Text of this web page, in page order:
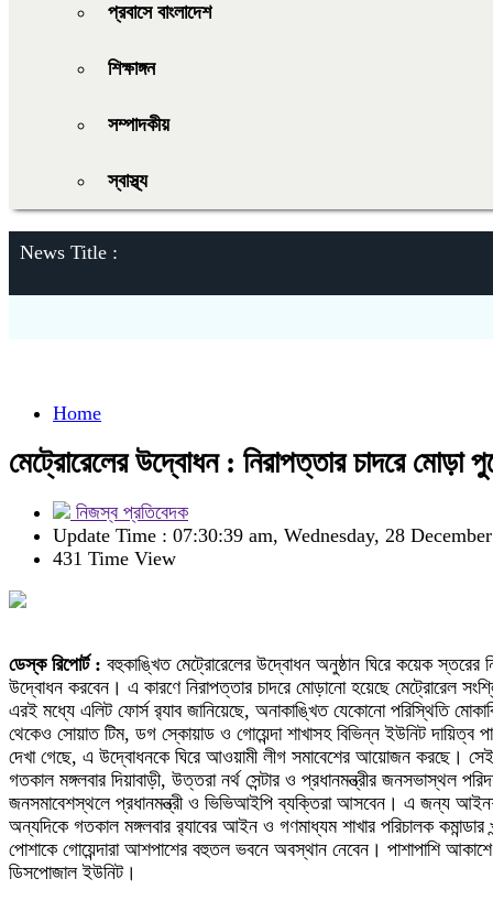
প্রবাসে বাংলাদেশ
শিক্ষাঙ্গন
সম্পাদকীয়
স্বাস্থ্য
News Title :
Home
মেট্রোরেলের উদ্বোধন : নিরাপত্তার চাদরে মোড়া
নিজস্ব প্রতিবেদক
Update Time : 07:30:39 am, Wednesday, 28
431 Time View
ডেস্ক রিপোর্ট : বহুকাঙ্খিত মেট্রোরেলের উদ্বোধন অনুষ্ঠান ঘিরে কয়েক স্তরের
উদ্বোধন করবেন। এ কারণে নিরাপত্তার চাদরে মোড়ানো হয়েছে মেট্রোরেল
এরই মধ্যে এলিট ফোর্স র‌্যাব জানিয়েছে, অনাকাঙ্খিত যেকোনো পরিস্থিতি
থেকেও সোয়াত টিম, ডগ স্কোয়াড ও গোয়েন্দা শাখাসহ বিভিন্ন ইউনিট দায়িত্ব
দেখা গেছে, এ উদ্বোধনকে ঘিরে আওয়ামী লীগ সমাবেশের আয়োজন করছে।
গতকাল মঙ্গলবার দিয়াবাড়ী, উত্তরা নর্থ সেন্টার ও প্রধানমন্ত্রীর জনসভাস্থল
জনসমাবেশস্থলে প্রধানমন্ত্রী ও ভিভিআইপি ব্যক্তিরা আসবেন। এ জন্য
অন্যদিকে গতকাল মঙ্গলবার র‌্যাবের আইন ও গণমাধ্যম শাখার পরিচালক
পোশাকে গোয়েন্দারা আশপাশের বহুতল ভবনে অবস্থান নেবেন। পাশাপাশি
ডিসপোজাল ইউনিট।